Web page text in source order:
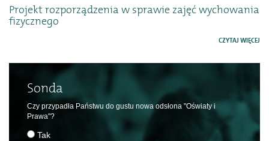
Projekt rozporządzenia w sprawie zajęć wychowania
fizycznego
CZYTAJ WIĘCEJ
Sonda
Czy przypadła Państwu do gustu nowa odsłona "Oświaty i
Prawa"?
Tak